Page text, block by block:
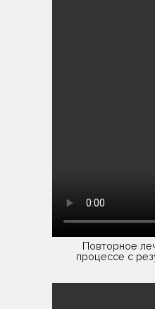
Повторное
процессе с